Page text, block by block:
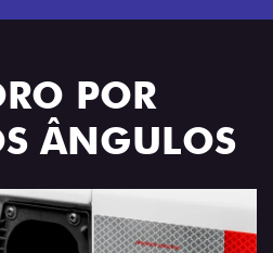
POR
ÂNGULOS